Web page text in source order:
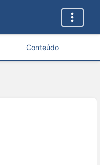
Conteúdo